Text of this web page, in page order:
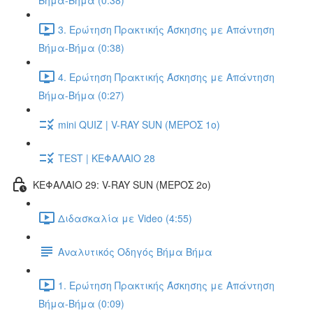
3. Ερώτηση Πρακτικής Άσκησης με Απάντηση
Βήμα-Βήμα (0:38)
4. Ερώτηση Πρακτικής Άσκησης με Απάντηση
Βήμα-Βήμα (0:27)
mini QUIZ | V-RAY SUN (ΜΕΡΟΣ 1o)
TEST | ΚΕΦΑΛΑΙΟ 28
ΚΕΦΑΛΑΙΟ 29: V-RAY SUN (ΜΕΡΟΣ 2o)
Διδασκαλία με Video (4:55)
Αναλυτικός Οδηγός Βήμα Βήμα
1. Ερώτηση Πρακτικής Άσκησης με Απάντηση
Βήμα-Βήμα (0:09)